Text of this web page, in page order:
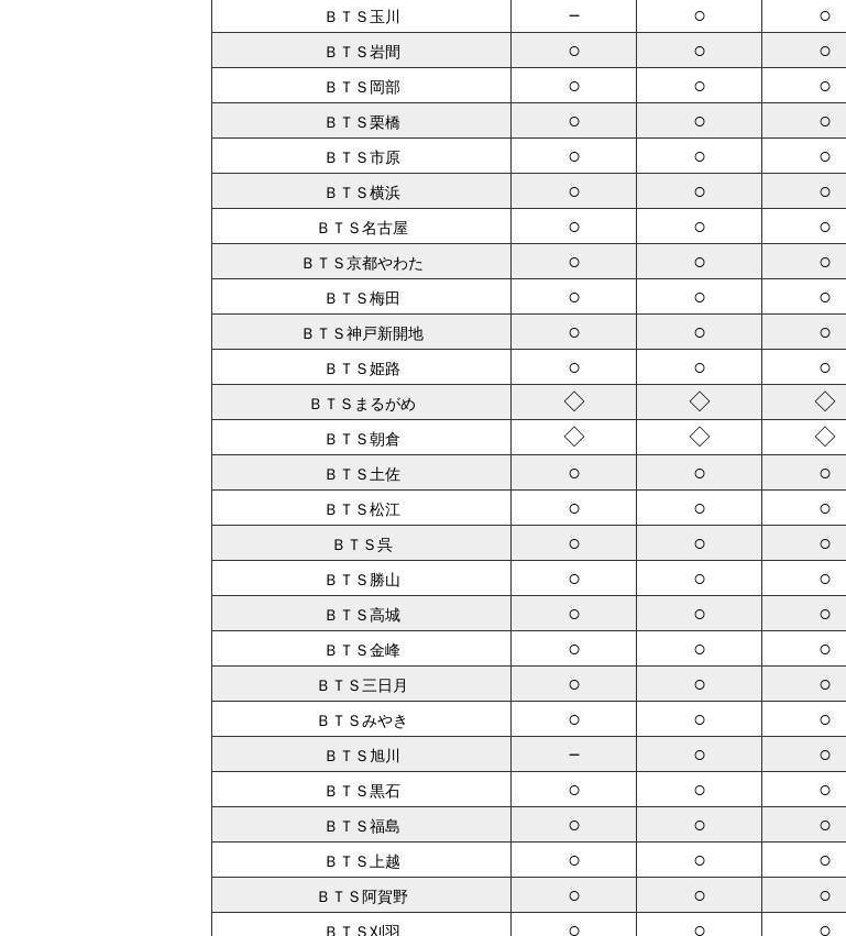
ＢＴＳ玉川 － ○ ○
ＢＴＳ岩間 ○ ○ ○
ＢＴＳ岡部 ○ ○ ○
ＢＴＳ栗橋 ○ ○ ○
ＢＴＳ市原 ○ ○ ○
ＢＴＳ横浜 ○ ○ ○
ＢＴＳ名古屋 ○ ○ ○
ＢＴＳ京都やわた ○ ○ ○
ＢＴＳ梅田 ○ ○ ○
ＢＴＳ神戸新開地 ○ ○ ○
ＢＴＳ姫路 ○ ○ ○
ＢＴＳまるがめ ◇ ◇ ◇
ＢＴＳ朝倉 ◇ ◇ ◇
ＢＴＳ土佐 ○ ○ ○
ＢＴＳ松江 ○ ○ ○
ＢＴＳ呉 ○ ○ ○
ＢＴＳ勝山 ○ ○ ○
ＢＴＳ高城 ○ ○ ○
ＢＴＳ金峰 ○ ○ ○
ＢＴＳ三日月 ○ ○ ○
ＢＴＳみやき ○ ○ ○
ＢＴＳ旭川 － ○ ○
ＢＴＳ黒石 ○ ○ ○
ＢＴＳ福島 ○ ○ ○
ＢＴＳ上越 ○ ○ ○
ＢＴＳ阿賀野 ○ ○ ○
ＢＴＳ刈羽 ○ ○ ○